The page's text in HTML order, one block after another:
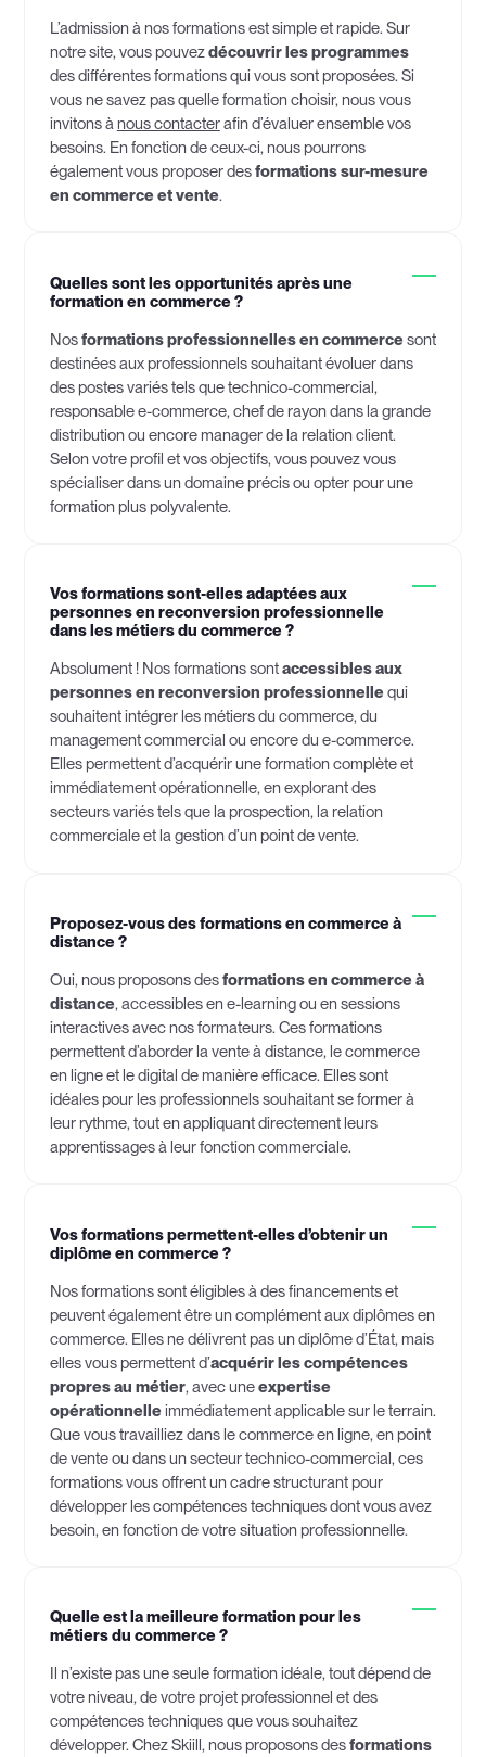
L’admission à nos formations est simple et rapide. Sur
notre site, vous pouvezdécouvrir les programmes
des différentes formations qui vous sont proposées. Si
vous ne savez pas quelle formation choisir, nous vous
invitons ànous contacterafin d’évaluer ensemble vos
besoins. En fonction de ceux-ci, nous pourrons
également vous proposer desformations sur-mesure
en commerce et vente.
Quelles sont les opportunités après une
formation en commerce ?
Nosformations professionnelles en commerce sont
destinées aux professionnels souhaitant évoluer dans
des postes variés tels que technico-commercial,
responsable e-commerce, chef de rayon dans la grande
distribution ou encore manager de la relation client.
Selon votre profil et vos objectifs, vous pouvez vous
spécialiser dans un domaine précis ou opter pour une
formation plus polyvalente.
Vos formations sont-elles adaptées aux
personnes en reconversion professionnelle
dans les métiers du commerce ?
Absolument ! Nos formations sontaccessibles aux
personnes en reconversion professionnelle qui
souhaitent intégrer les métiers du commerce, du
management commercial ou encore du e-commerce.
Elles permettent d’acquérir une formation complète et
immédiatement opérationnelle, en explorant des
secteurs variés tels que la prospection, la relation
commerciale et la gestion d’un point de vente.
Proposez-vous des formations en commerce à
distance ?
Oui, nous proposons desformations en commerce à
distance, accessibles en e-learning ou en sessions
interactives avec nos formateurs. Ces formations
permettent d’aborder la vente à distance, le commerce
en ligne et le digital de manière efficace. Elles sont
idéales pour les professionnels souhaitant se former à
leur rythme, tout en appliquant directement leurs
apprentissages à leur fonction commerciale.
Vos formations permettent-elles d’obtenir un
diplôme en commerce ?
Nos formations sont éligibles à des financements et
peuvent également être un complément aux diplômes en
commerce. Elles ne délivrent pas un diplôme d’État, mais
elles vous permettent d’acquérir les compétences
propres au métier, avec uneexpertise
opérationnelle immédiatement applicable sur le terrain.
Que vous travailliez dans le commerce en ligne, en point
de vente ou dans un secteur technico-commercial, ces
formations vous offrent un cadre structurant pour
développer les compétences techniques dont vous avez
besoin, en fonction de votre situation professionnelle.
Quelle est la meilleure formation pour les
métiers du commerce ?
Il n’existe pas une seule formation idéale, tout dépend de
votre niveau, de votre projet professionnel et des
compétences techniques que vous souhaitez
développer. Chez Skiill, nous proposons desformations